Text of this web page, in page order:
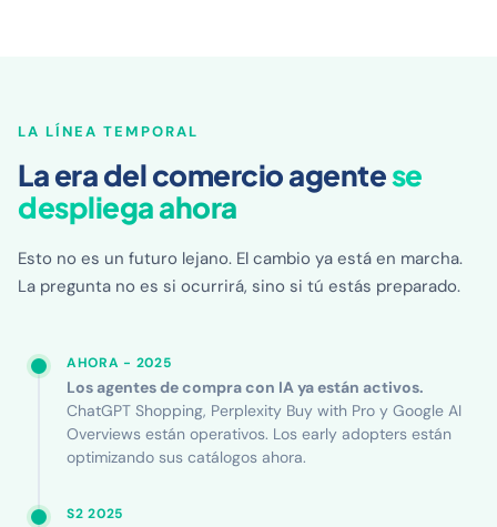
LA LÍNEA TEMPORAL
La era del comercio agentese
despliega ahora
Esto no es un futuro lejano. El cambio ya está en marcha.
La pregunta no es si ocurrirá, sino si tú estás preparado.
AHORA - 2025
Los agentes de compra con IA ya están activos.
ChatGPT Shopping, Perplexity Buy with Pro y Google AI
Overviews están operativos. Los early adopters están
optimizando sus catálogos ahora.
S2 2025